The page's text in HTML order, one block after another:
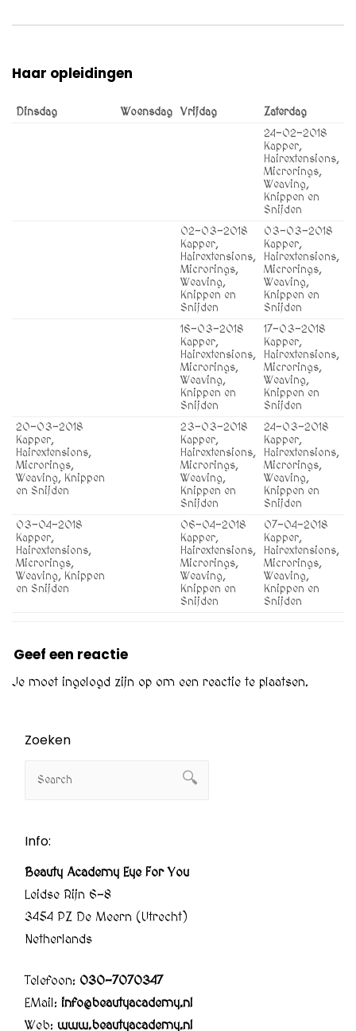
Haar opleidingen
Dinsdag Woensdag Vrijdag
Zaterdag
24-02-2018
Kapper,
Hairextensions,
Microrings,
Weaving,
Knippen en
Snijden
02-03-2018
Kapper,
Hairextensions,
Microrings,
Weaving,
Knippen en
Snijden
03-03-2018
Kapper,
Hairextensions,
Microrings,
Weaving,
Knippen en
Snijden
16-03-2018
Kapper,
Hairextensions,
Microrings,
Weaving,
Knippen en
Snijden
17-03-2018
Kapper,
Hairextensions,
Microrings,
Weaving,
Knippen en
Snijden
20-03-2018
Kapper,
Hairextensions,
Microrings,
Weaving, Knippen
en Snijden
23-03-2018
Kapper,
Hairextensions,
Microrings,
Weaving,
Knippen en
Snijden
24-03-2018
Kapper,
Hairextensions,
Microrings,
Weaving,
Knippen en
Snijden
03-04-2018
Kapper,
Hairextensions,
Microrings,
Weaving, Knippen
en Snijden
06-04-2018
Kapper,
Hairextensions,
Microrings,
Weaving,
Knippen en
Snijden
07-04-2018
Kapper,
Hairextensions,
Microrings,
Weaving,
Knippen en
Snijden
Geef een reactie
Je moet ingelogd zijn op om een reactie te plaatsen.
Zoeken
Info:
Beauty Academy Eye For You
Leidse Rijn 6-8
3454 PZ De Meern (Utrecht)
Netherlands
Telefoon: 030-7070347
EMail: info@beautyacademy.nl
Web: www.beautyacademy.nl